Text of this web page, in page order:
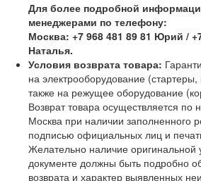
Для более подробной
менеджерами по телефону:
Москва: +7 968 481 89 81 Юрий /
Наталья.
Условия возврата товара:
на электрооборудование
также на режущее оборудование
Возврат товара осуществляется по
Москва при наличии заполненного
подписью официальных лиц и
Желательно наличие оригинальной
документе должны быть подробно
возврата и характер выявленных